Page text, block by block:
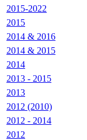
2015-2022
2015
2014 & 2016
2014 & 2015
2014
2013 - 2015
2013
2012 (2010)
2012 - 2014
2012